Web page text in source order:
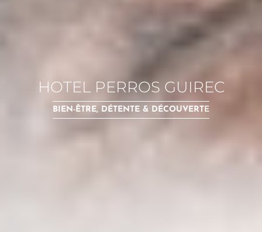
HOTEL PERROS GUIREC
BIEN-ÊTRE, DÉTENTE & DÉCOUVERT E